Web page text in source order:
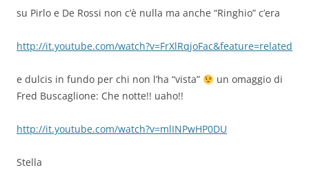
su Pirlo e De Rossi non c’è nulla ma anche “Ringhio” c’era
http://it.youtube.com/watch?v=FrXlRqjoFac&feature=related
e dulcis in fundo per chi non l’ha “vista”
un omaggio di
Fred Buscaglione: Che notte!! uaho!!
http://it.youtube.com/watch?v=mlINPwHP0DU
Stella